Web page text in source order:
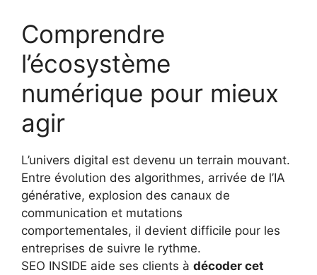
Comprendre
l’écosystème
numérique pour mieux
agir
L’univers digital est devenu un terrain mouvant.
Entre évolution des algorithmes, arrivée de l’IA
générative, explosion des canaux de
communication et mutations
comportementales, il devient difficile pour les
entreprises de suivre le rythme.
SEO INSIDE aide ses clients à décoder cet